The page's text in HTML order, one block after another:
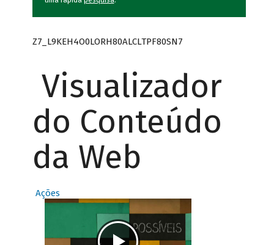
Z7_L9KEH4O0LORH80ALCLTPF80SN7
Visualizador
do Conteúdo
da Web
Ações